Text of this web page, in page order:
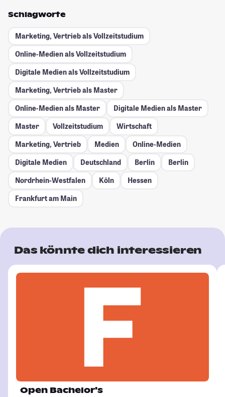
Schlagworte
Marketing, Vertrieb als Vollzeitstudium
Online-Medien als Vollzeitstudium
Digitale Medien als Vollzeitstudium
Marketing, Vertrieb als Master
Online-Medien als Master
Digitale Medien als Master
Master
Vollzeitstudium
Wirtschaft
Marketing, Vertrieb
Medien
Online-Medien
Digitale Medien
Deutschland Berlin
Berlin
Nordrhein-Westfalen
Köln
Hessen
Frankfurt am Main
Das könnte dich interessieren
Open Bachelor's